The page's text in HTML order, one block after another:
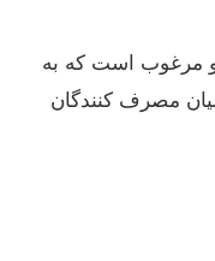
و مرغوب است که به
مصرف کنندگان